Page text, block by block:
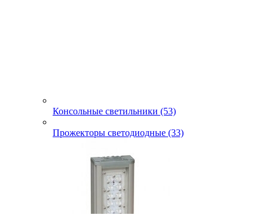
Консольные светильники (53)
Прожекторы светодиодные (33)